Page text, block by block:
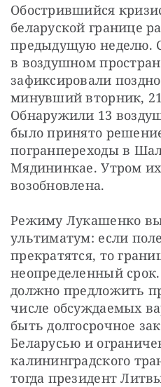
Обострившийся
беларуской границе
предыдущую неделю.
в воздушном
зафиксировали
минувший вторник,
Обнаружили 13
было принято
погранпереходы в
Мядининкае. Утром
возобновлена.
Режиму Лукашенко
ультиматум: если
прекратятся, то
неопределенный
должно предложить
числе обсуждаемых
быть долгосрочное
Беларусью и
калининградского
тогда президент